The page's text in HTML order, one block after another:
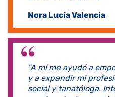
Nora Lucía Valencia
​"A mí me ayudó a
y a expandir mi
social y tanatóloga.